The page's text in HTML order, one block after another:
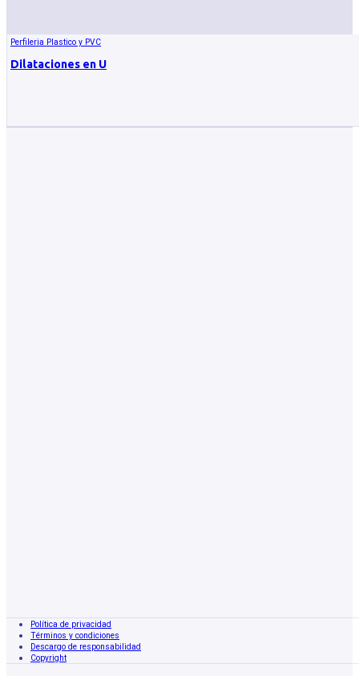
Perfileria Plastico y PVC
Dilataciones en U
Política de privacidad
Términos y condiciones
Descargo de responsabilidad
Copyright